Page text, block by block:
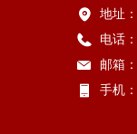
地址：
电话：
邮箱：
手机：